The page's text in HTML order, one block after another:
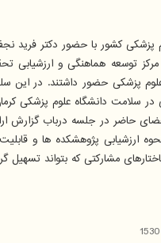
کشور با حضور دکتر فرید
هماهنگی و ارزشیابی
پزشکی حضور داشتند. در این
در سلامت دانشگاه علوم
حاضر در جلسه درباب گزارش
پژوهشکده ها و
مشارکتی که بتواند
1530